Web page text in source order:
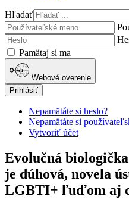
Hľadať
Pamätaj si ma
Webové overenie
Prihlásiť
Nepamätáte si heslo?
Nepamätáte si
Vytvoriť účet
Evolučná
je dúhová, novela
LGBTI+ ľuďom aj